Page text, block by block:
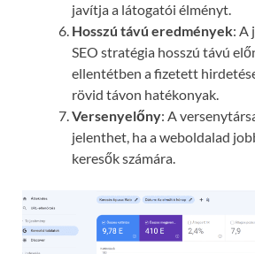
javítja a látogatói élményt.
Hosszú távú eredmények: A
SEO stratégia hosszú távú
ellentétben a fizetett
rövid távon hatékonyak.
Versenyelőny: A
jelenthet, ha a weboldalad
keresők számára.